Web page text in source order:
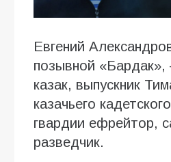
Евгений
позывной «Бардак»,
казак, выпускник
казачьего
гвардии ефрейтор,
разведчик.